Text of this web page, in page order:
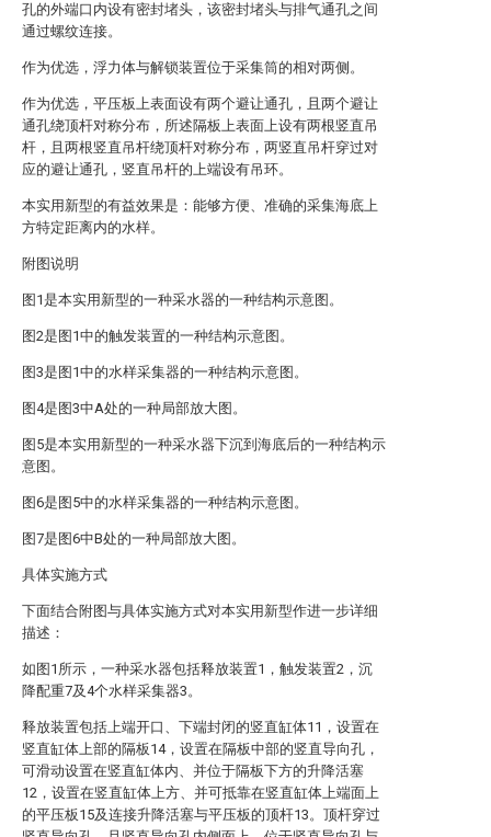
孔的外端口内设有密封堵头，该密封堵头与排气通孔之间
通过螺纹连接。
作为优选，浮力体与解锁装置位于采集筒的相对两侧。
作为优选，平压板上表面设有两个避让通孔，且两个避让
通孔绕顶杆对称分布，所述隔板上表面上设有两根竖直吊
杆，且两根竖直吊杆绕顶杆对称分布，两竖直吊杆穿过对
应的避让通孔，竖直吊杆的上端设有吊环。
本实用新型的有益效果是：能够方便、准确的采集海底上
方特定距离内的水样。
附图说明
图1是本实用新型的一种采水器的一种结构示意图。
图2是图1中的触发装置的一种结构示意图。
图3是图1中的水样采集器的一种结构示意图。
图4是图3中A处的一种局部放大图。
图5是本实用新型的一种采水器下沉到海底后的一种结构示
意图。
图6是图5中的水样采集器的一种结构示意图。
图7是图6中B处的一种局部放大图。
具体实施方式
下面结合附图与具体实施方式对本实用新型作进一步详细
描述：
如图1所示，一种采水器包括释放装置1，触发装置2，沉
降配重7及4个水样采集器3。
释放装置包括上端开口、下端封闭的竖直缸体11，设置在
竖直缸体上部的隔板14，设置在隔板中部的竖直导向孔，
可滑动设置在竖直缸体内、并位于隔板下方的升降活塞
12，设置在竖直缸体上方、并可抵靠在竖直缸体上端面上
的平压板15及连接升降活塞与平压板的顶杆13。顶杆穿过